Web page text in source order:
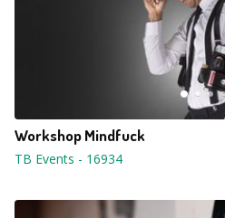
Workshop Mindfuck
TB Events - 16934